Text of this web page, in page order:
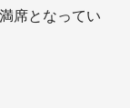
席となってい